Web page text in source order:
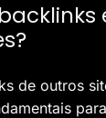
de outros